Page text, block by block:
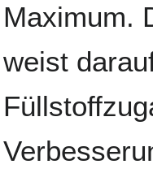
Maximum.
weist